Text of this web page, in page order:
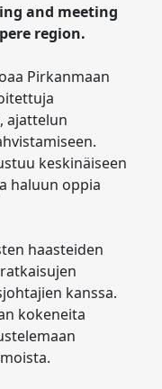
and meeting
region.
Pirkanmaan
ajattelun
keskinäiseen
haluun oppia
haasteiden
kanssa.
kokeneita